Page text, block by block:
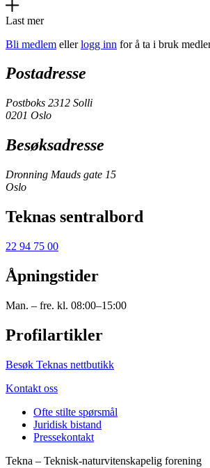
Last mer
Bli medlem ellerlogg inn for å ta i bruk
Postadresse
Postboks 2312 Solli
0201 Oslo
Besøksadresse
Dronning Mauds gate 15
Oslo
Teknas sentralbord
22 94 75 00
Åpningstider
Man. – fre. kl. 08:00–15:00
Profilartikler
Besøk Teknas nettbutikk
Kontakt oss
Ofte stilte spørsmål
Juridisk bistand
Pressekontakt
Tekna – Teknisk-naturvitenskapelig forening